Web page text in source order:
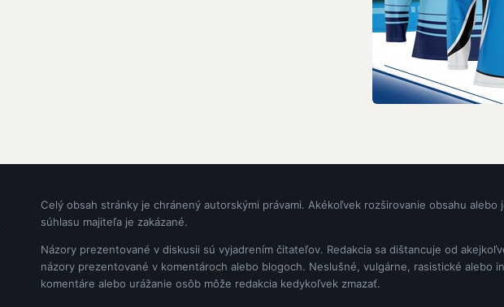
Celý obsah stránky je chránený autorskými právami. Akékoľvek rozširovanie obsahu alebo
súhlasu majiteľa je zakázané.
Názory prezentované v diskusii sú vyjadrením čitateľov. Redakcia sa dištancuje od
názory prezentované v komentároch alebo blogoch. Neslušné, vulgárne, rasistické alebo
komentáre alebo urážanie osôb môže redakcia kedykoľvek zmazať.